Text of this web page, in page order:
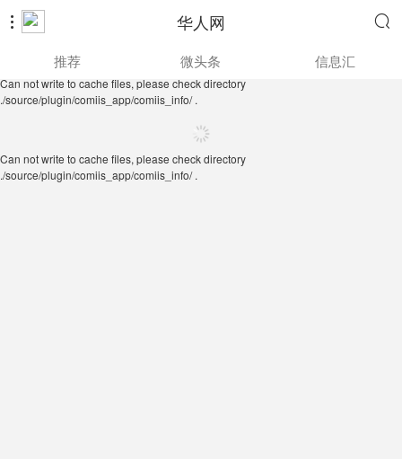
 华人网 
./source/plugin/comiis_app/comiis_info/ .
推荐 微头条 信息汇
Can not write to cache files, please check directory
./source/plugin/comiis_app/comiis_info/ .
Can not write to cache files, please check directory
./source/plugin/comiis_app/comiis_info/ .